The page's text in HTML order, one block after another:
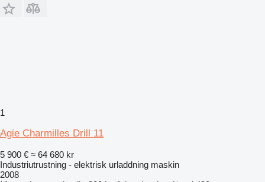
1
Agie Charmilles Drill 11
5 900 € ≈ 64 680 kr
Industriutrustning - elektrisk urladdning maskin
2008